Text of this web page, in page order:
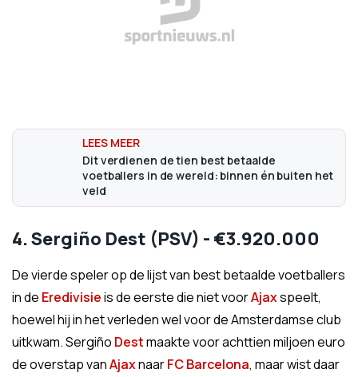
Dit verdienen de tien best betaalde
voetballers in de wereld: binnen én buiten het
veld
4. Sergiño Dest (PSV) - €3.920.000
De vierde speler op de lijst van best betaalde voetballers
in de Eredivisieis de eerste die niet voorAjaxspeelt,
hoewel hij in het verleden wel voor de Amsterdamse club
uitkwam. Sergiño Destmaakte voor achttien miljoen euro
de overstap vanAjaxnaarFC Barcelona, maar wist daar